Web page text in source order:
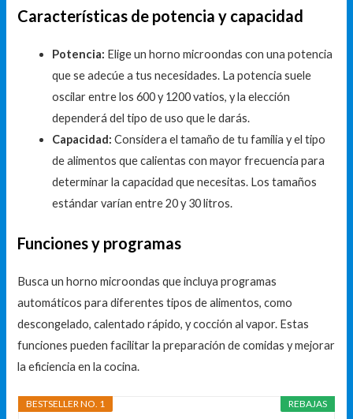
Características de potencia y capacidad
Potencia: Elige un horno microondas con una potencia
que se adecúe a tus necesidades. La potencia suele
oscilar entre los 600 y 1200 vatios, y la elección
dependerá del tipo de uso que le darás.
Capacidad: Considera el tamaño de tu familia y el tipo
de alimentos que calientas con mayor frecuencia para
determinar la capacidad que necesitas. Los tamaños
estándar varían entre 20 y 30 litros.
Funciones y programas
Busca un horno microondas que incluya programas
automáticos para diferentes tipos de alimentos, como
descongelado, calentado rápido, y cocción al vapor. Estas
funciones pueden facilitar la preparación de comidas y mejorar
la eficiencia en la cocina.
REBAJAS
BESTSELLER NO. 1